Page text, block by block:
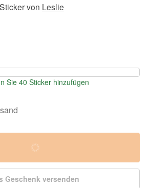
von Leslie
Sie 40 Sticker hinzufügen
Geschenk versenden